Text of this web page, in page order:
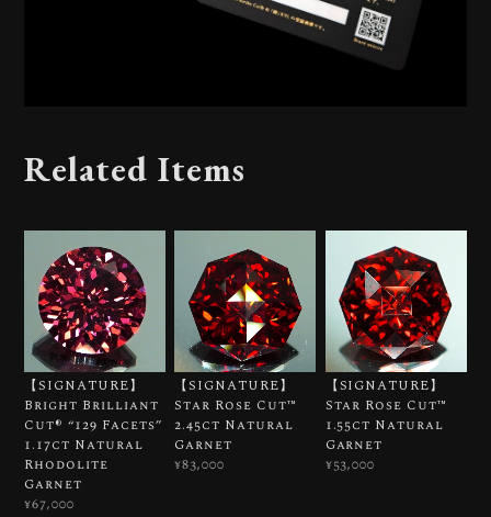
Related Items
【SIGNATURE】
Bright Brilliant
Cut®︎ “129 Facets”
1.17ct Natural
Rhodolite
Garnet
¥67,000
【SIGNATURE】
Star Rose Cut™️
2.45ct Natural
Garnet
¥83,000
【SIGNATURE】
Star Rose Cut™️
1.55ct Natural
Garnet
¥53,000